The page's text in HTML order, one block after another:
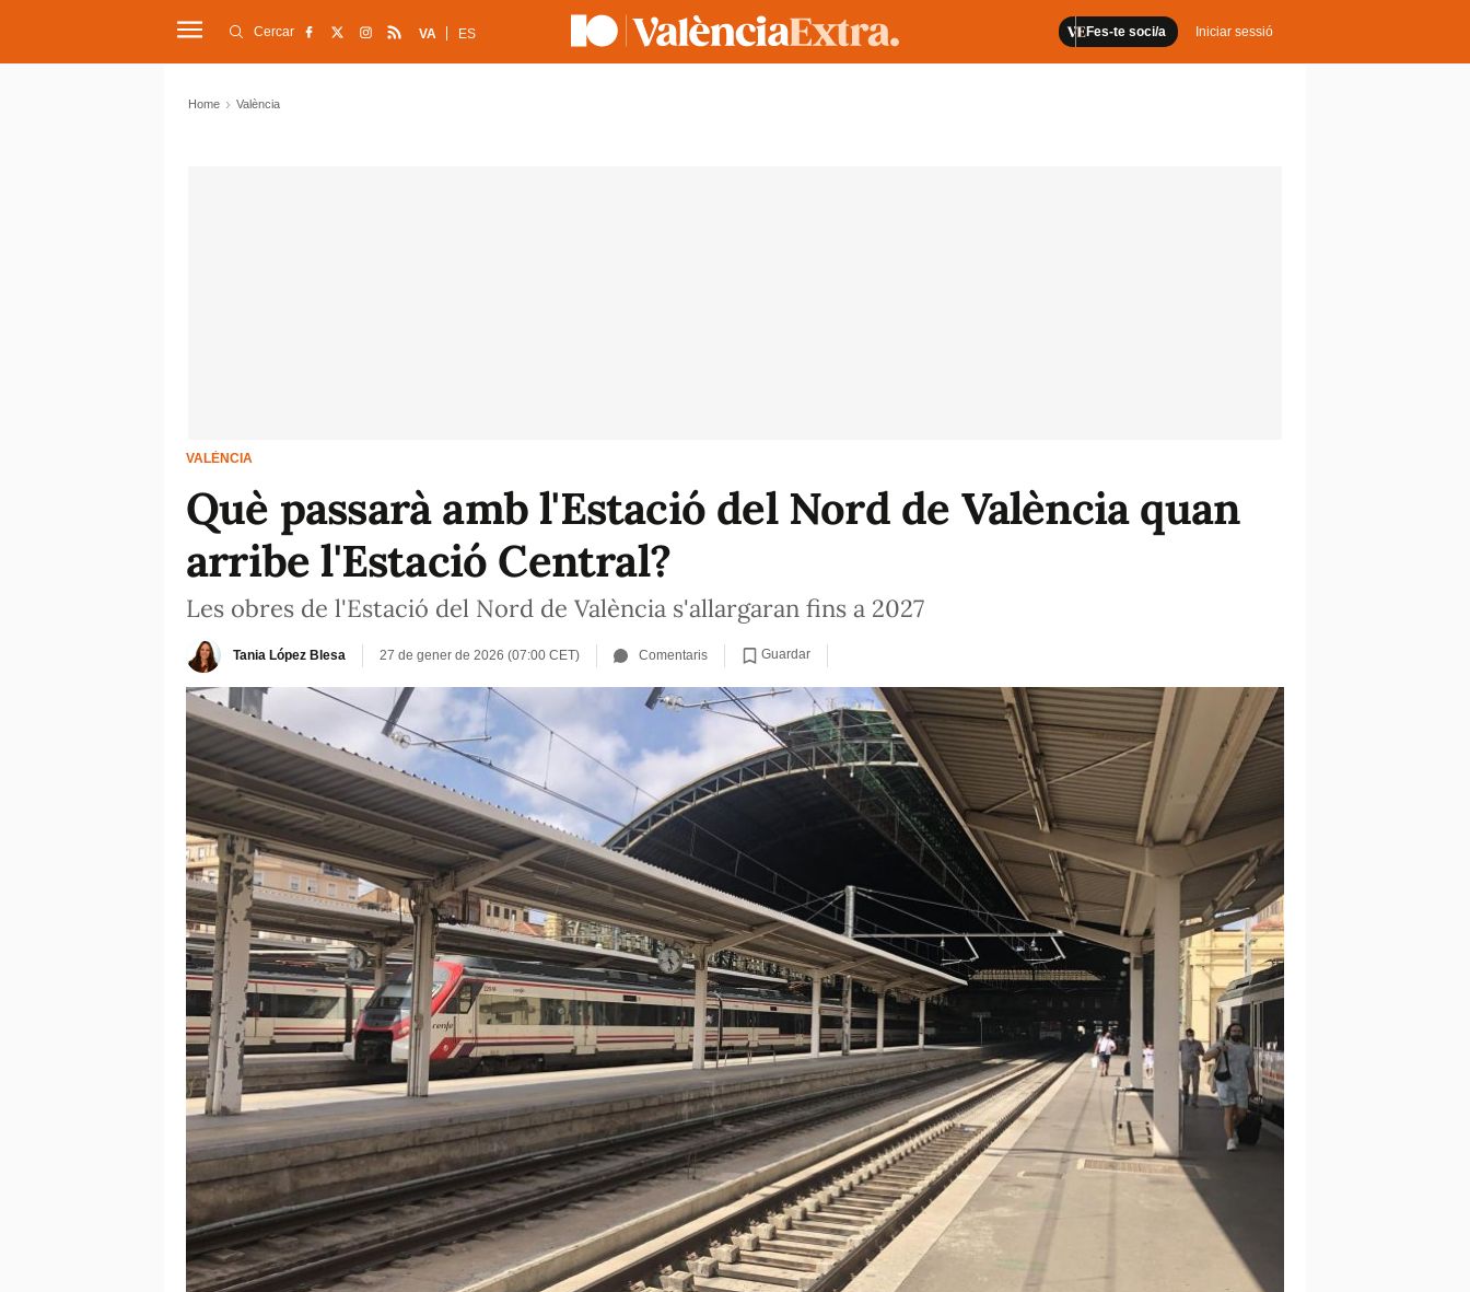
Fes-te soci/a Iniciar sessió
Cercar VA ES
Home València
VALÈNCIA
Què passarà amb l'Estació del Nord de València quan
arribe l'Estació Central?
Les obres de l'Estació del Nord de València s'allargaran fins a 2027
Tania López Blesa 27 de gener de 2026 (07:00 CET) Comentaris Guardar